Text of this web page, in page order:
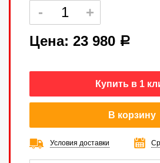
Цена: 23 980 a
Купить в 1
В корзину
Условия доставки